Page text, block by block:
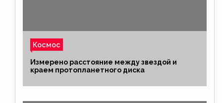
Космос
Измерено расстояние между звездой и
краем протопланетного диска